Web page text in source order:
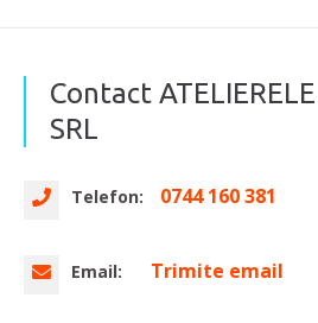
Contact
SRL
Telefon: 0744 160 381
Email: Trimite email